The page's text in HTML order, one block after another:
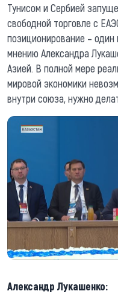
Тунисом и Сербией
свободной торговле с
позиционирование – один
мнению Александра
Азией. В полной мере
мировой экономики
внутри союза, нужно
Александр Лукашенко: